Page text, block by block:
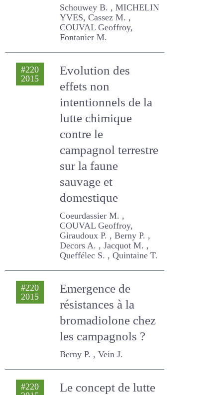
AOP Comté ?
Schouwey B. , MICHELIN
YVES, Cassez M. , COUVAL
Geoffroy, Fontanier M.
#220
Evolution des
effets non
intentionnels de la
lutte chimique
contre le
campagnol
terrestre sur la
faune sauvage et
domestique
Coeurdassier M. , COUVAL
Geoffroy, Giraudoux P. ,
Berny P. , Decors A. ,
Jacquot M. , Queffélec S. ,
Quintaine T.
#220
Emergence de
résistances à la
bromadiolone chez
les campagnols ?
Berny P. , Vein J.